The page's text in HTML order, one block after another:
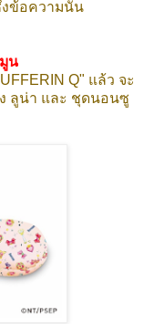
งข้อความนั้น
น
Q" แล้ว จะ
ลูน่า และ ชุดนอนซู